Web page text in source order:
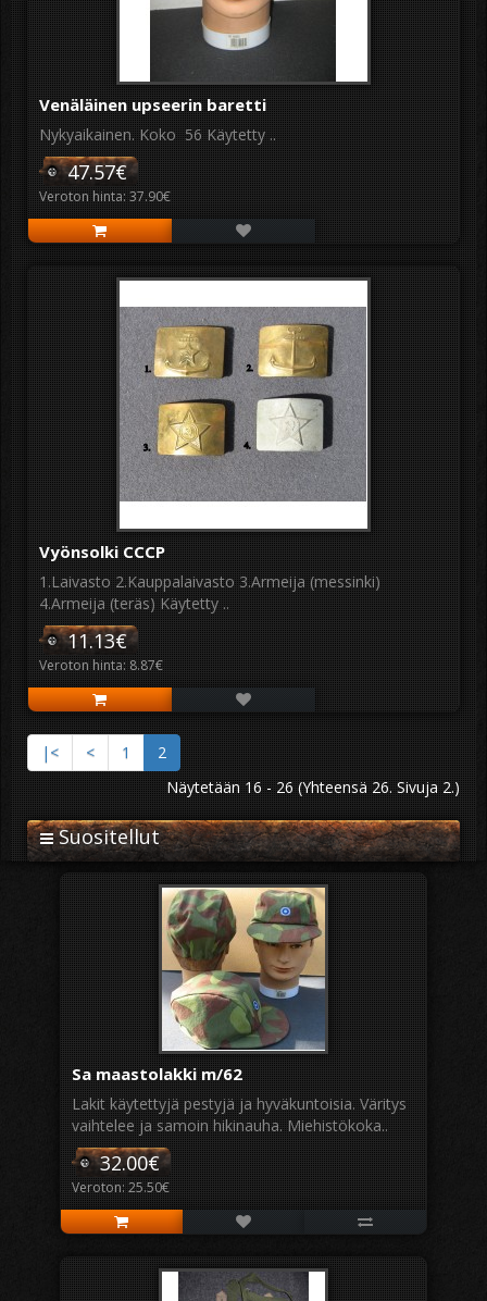
Venäläinen upseerin baretti
Nykyaikainen. Koko 56 Käytetty ..
47.57€
Veroton hinta: 37.90€
Vyönsolki CCCP
1.Laivasto 2.Kauppalaivasto 3.Armeija (messinki)
4.Armeija (teräs) Käytetty ..
11.13€
Veroton hinta: 8.87€
|< < 1
2
Näytetään 16 - 26 (Yhteensä 26. Sivuja 2.)
Suositellut
Sa maastolakki m/62
Lakit käytettyjä pestyjä ja hyväkuntoisia. Väritys
vaihtelee ja samoin hikinauha. Miehistökoka..
32.00€
Veroton: 25.50€